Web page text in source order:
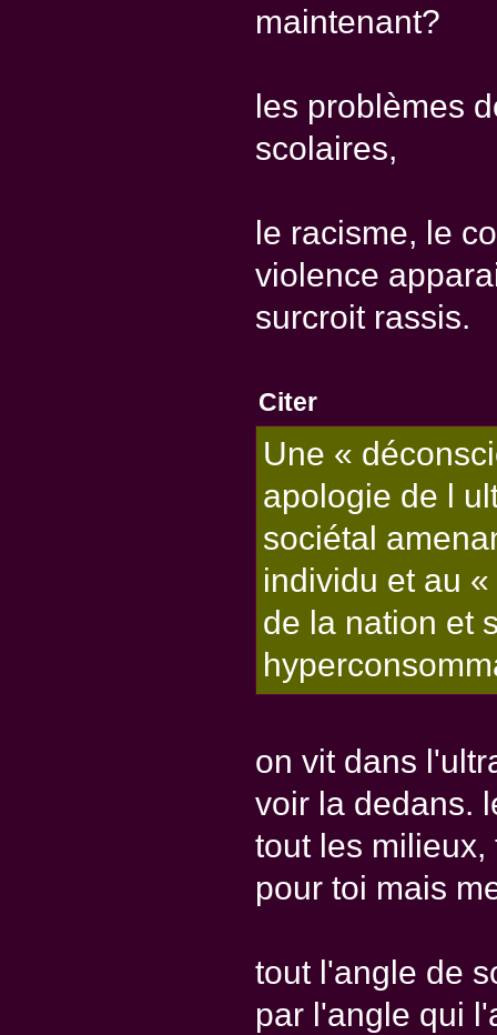
maintenant?
les problèmes
scolaires,
le racisme, le
violence
surcroit rassis.
Citer
Une «
apologie de l
sociétal
individu et au
de la nation et
on vit dans
voir la dedans.
tout les
pour toi mais
tout l'angle de
par l'angle qui